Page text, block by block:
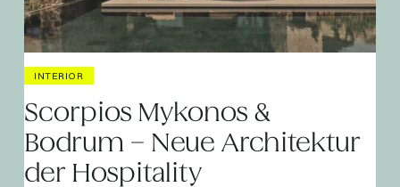
INTERIOR
Scorpios Mykonos &
Bodrum – Neue Architektur
der Hospitality